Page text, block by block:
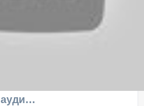
О сервисе поиска аудитории ВКонтакте